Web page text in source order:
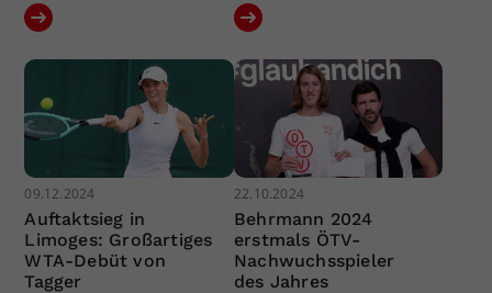
09.12.2024
Auftaktsieg in
Limoges: Großartiges
WTA-Debüt von
Tagger
22.10.2024
Behrmann 2024
erstmals ÖTV-
Nachwuchsspieler
des Jahres